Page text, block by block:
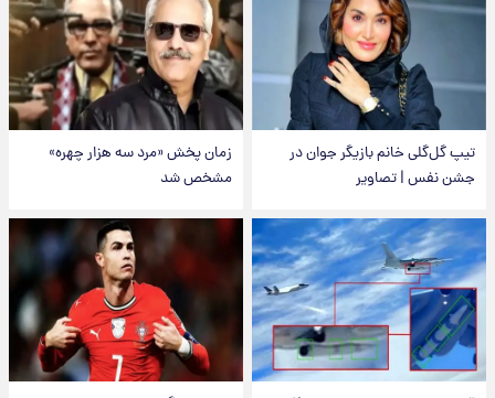
تیپ گل‌گلی خانم بازیگر جوان در
جشن نفس | تصاویر
زمان پخش «مرد سه هزار چهره»
مشخص شد